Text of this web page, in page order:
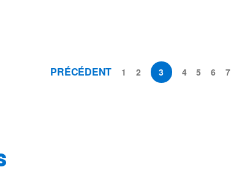
PRÉCÉDENT 1 2 3 4 5 6 7